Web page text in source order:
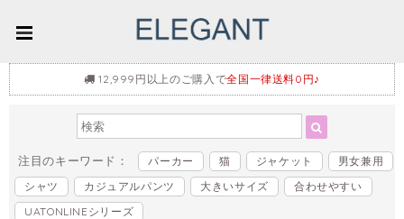
12,999円以上のご購入で全国一律送料0円♪
注目のキーワード： パーカー 猫 ジャケット
男女兼用
シャツ
カジュアルパンツ 大きいサイズ
合わせやすい
UATONLINEシリーズ